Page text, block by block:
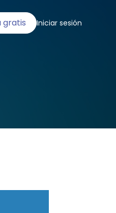
gratis Iniciar sesión